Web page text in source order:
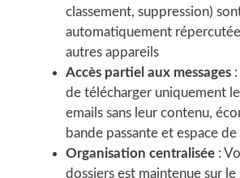
classement, suppression)
automatiquement
autres appareils
Accès partiel aux messages
de télécharger uniquement
emails sans leur contenu,
bande passante et espace
Organisation centralisée :
dossiers est maintenue sur le